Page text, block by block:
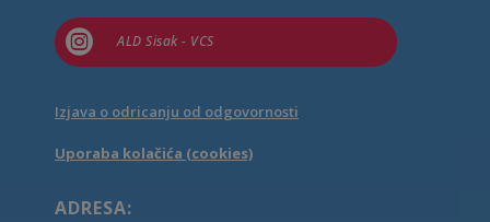
 ALD Sisak - VCS
Izjava o odricanju od odgovornosti
Uporaba kolačića (cookies)
ADRESA: